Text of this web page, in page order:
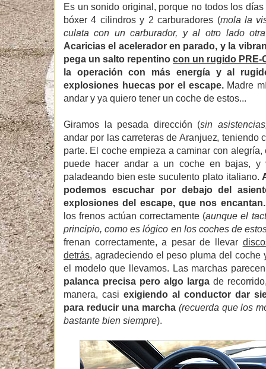
Es un sonido original, porque no todos los
bóxer 4 cilindros y 2 carburadores (mola la
culata con un carburador, y al otro lado
Acaricias el acelerador en parado, y la
pega un salto repentino con un rugido PRE-
la operación con más energía y al
explosiones huecas por el escape.Madre
andar y ya quiero tener un coche de estos...
Giramos la pesada dirección (sin
andar por las carreteras de Aranjuez, teniendo
parte. El coche empieza a caminar con
puede hacer andar a un coche en bajas, y
paladeando bien este suculento plato italiano.
podemos escuchar por debajo del
explosiones del escape, que nos encantan.
los frenos actúan correctamente (aunque el
principio, como es lógico en los coches de
frenan correctamente, a pesar de llevar
detrás, agradeciendo el peso pluma del coche
el modelo que llevamos. Las marchas
palanca precisa pero algo largade
manera, casi exigiendo al conductor dar
para reducir una marcha (recuerda que los
bastante bien siempre).